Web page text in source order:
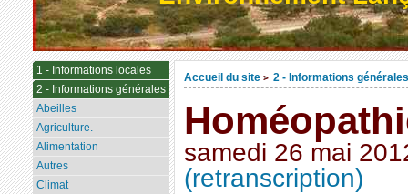
Accueil du site > 2 - Informations générales
samedi 26 mai
(retranscription)
1 - Informations locales
2 - Informations générales
Abeilles
Agriculture.
Alimentation
Autres
Climat